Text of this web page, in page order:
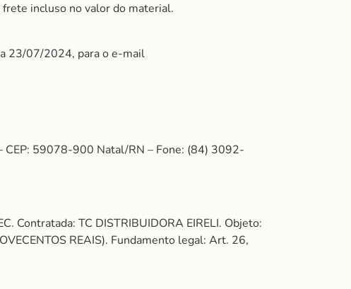
frete incluso no valor do material.
23/07/2024, para o e-mail
CEP: 59078-900 Natal/RN – Fone: (84) 3092-
Contratada: TC DISTRIBUIDORA EIRELI. Objeto:
REAIS). Fundamento legal: Art. 26,